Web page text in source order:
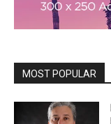
MOST POPULAR